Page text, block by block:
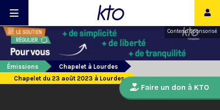
Contenu sponsorisé
Émissions
Chapelet à Lourdes
Chapelet du 23 août 2023 à Lourdes
Faire un don à KTO